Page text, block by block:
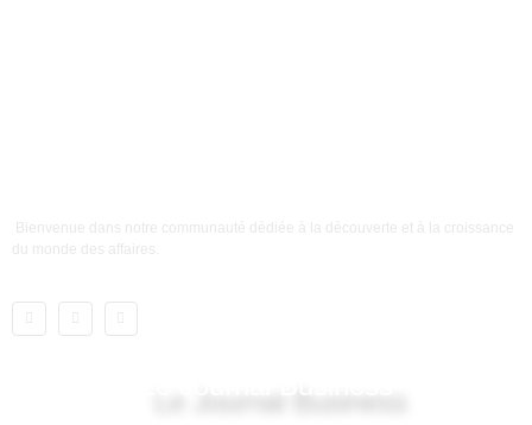
Bienvenue dans notre communauté dédiée à la découverte et à la croissance
du monde des affaires.